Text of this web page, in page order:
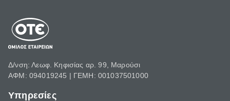
Δ/νση: Λεωφ. Κηφισίας αρ. 99, Μαρούσι
ΑΦΜ: 094019245 | ΓΕΜΗ: 001037501000
Υπηρεσίες